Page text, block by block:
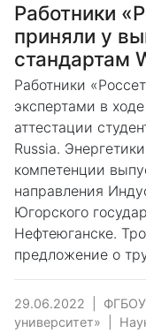
Работники
приняли у
стандартам
Работники
экспертами в
аттестации
Russia.
компетенции
направления
Югорского
Нефтеюганске.
предложение о
29.06.2022
ФГБОУ
университет»